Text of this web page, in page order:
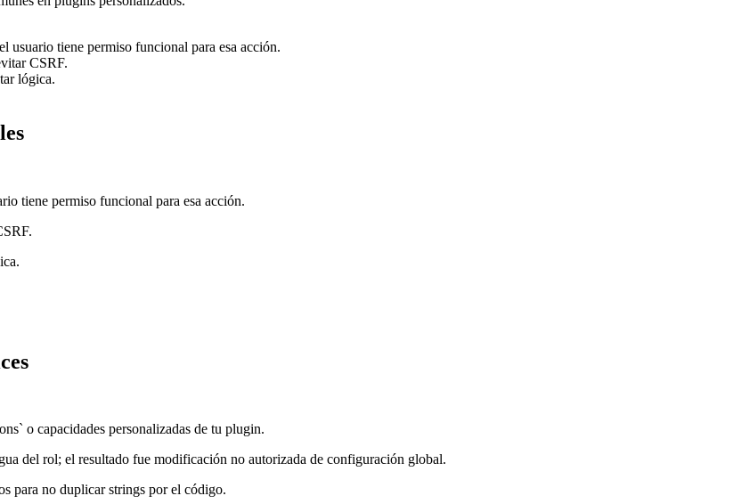
usuario tiene permiso funcional para esa acción.
CSRF.
lógica.
tiene permiso funcional para esa acción.
o capacidades personalizadas de tu plugin.
del rol; el resultado fue modificación no autorizada de configuración global.
para no duplicar strings por el código.